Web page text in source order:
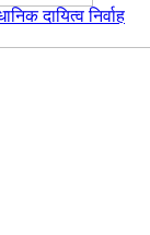
दायित्व निर्वाह